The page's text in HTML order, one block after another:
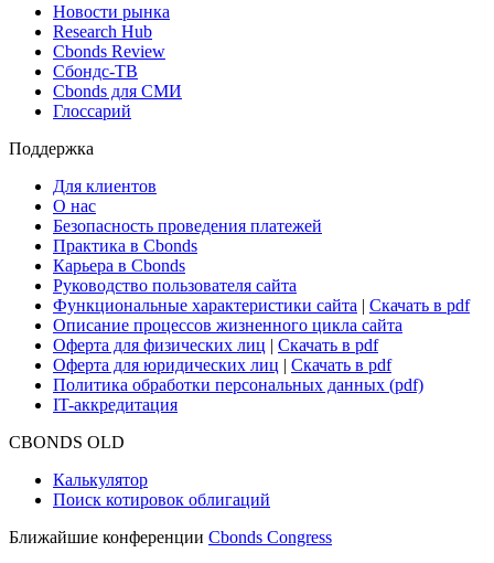
Новости рынка
Research Hub
Cbonds Review
Сбондс-ТВ
Cbonds для СМИ
Глоссарий
Поддержка
Для клиентов
О нас
Безопасность проведения платежей
Практика в Cbonds
Карьера в Cbonds
Руководство пользователя сайта
Функциональные характеристики сайта | Скачать в pdf
Описание процессов жизненного цикла сайта
Оферта для физических лиц | Скачать в pdf
Оферта для юридических лиц | Скачать в pdf
Политика обработки персональных данных (pdf)
IT-аккредитация
CBONDS OLD
Калькулятор
Поиск котировок облигаций
Ближайшие конференции Cbonds Congress